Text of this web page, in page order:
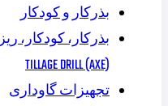
بذرکار و کودکار
TILLAGE DRILL (AXE)
تجهیزات گاوداری